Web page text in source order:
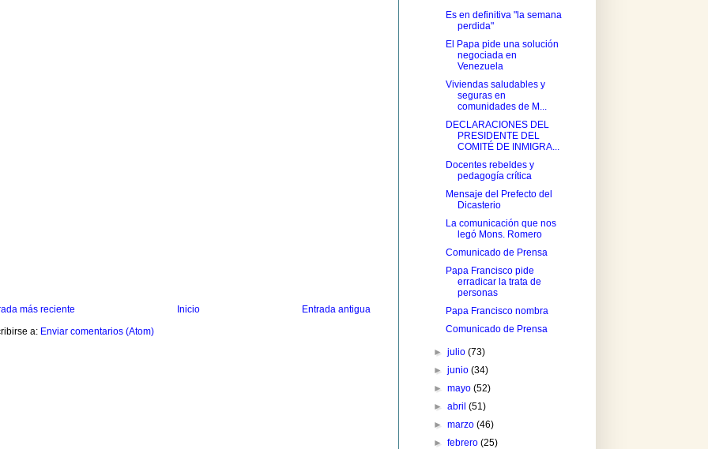
más reciente Entrada antigua
Inicio
a: Enviar comentarios (Atom)
Es en definitiva "la semana
perdida"
El Papa pide una solución
negociada en
Venezuela
Viviendas saludables y
seguras en
comunidades de M...
DECLARACIONES DEL
PRESIDENTE DEL
COMITÉ DE INMIGRA...
Docentes rebeldes y
pedagogía crítica
Mensaje del Prefecto del
Dicasterio
La comunicación que nos
legó Mons. Romero
Comunicado de Prensa
Papa Francisco pide
erradicar la trata de
personas
Papa Francisco nombra
Comunicado de Prensa
►julio(73)
►junio(34)
►mayo(52)
►abril(51)
►marzo(46)
►febrero(25)